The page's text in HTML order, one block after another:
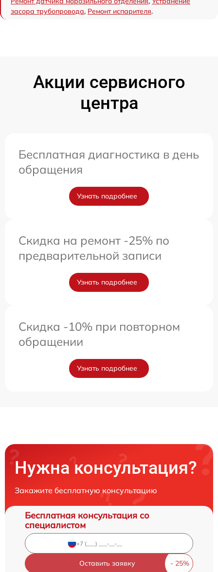
засора трубопровода, Ремонт испарителя.
Акции сервисного
центра
Бесплатная диагностика в день
обращения
Узнать подробнее
Скидка на ремонт -25% по
предварительной записи
Узнать подробнее
Скидка -10% при повторном
обращении
Узнать подробнее
Нужна консультация?
Закажите бесплатную консультацию
Бесплатная консультация со
специалистом
Оставить заявку